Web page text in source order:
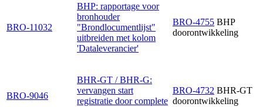
BRO-11032
BHP: rapportage voor
bronhouder
"Brondlocumentlijst"
uitbreiden met kolom
'Dataleverancier'
BRO-4755 BHP
doorontwikkeling
BRO-9046
BHR-GT / BHR-G:
vervangen start
registratie door complete
BRO-4732 BHR-GT
doorontwikkeling